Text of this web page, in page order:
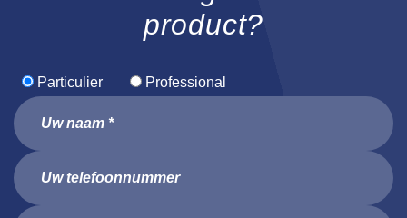
product?
Particulier Professional